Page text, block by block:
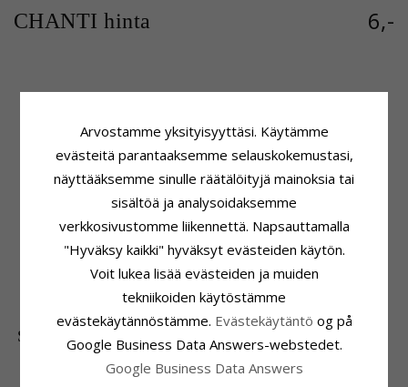
CHANTI hinta 6,-
Riipus
Jalometalli: Hopeaa
Pinta: Kiiltävä
Väri: Valkoinen
Kivi: Zirkoni
Kiinnitys
Korkeus Ilman Riipuspidikettä:
16,5 mm
Leveys:
9,2 mm
Toimitusaika
4-5 Arkipäivä
SUOSITUIMMAT TUOTTEET LUOKASSA
Arvostamme yksityisyyttäsi. Käytämme
evästeitä parantaaksemme selauskokemustasi,
näyttääksemme sinulle räätälöityjä mainoksia tai
sisältöä ja analysoidaksemme
verkkosivustomme liikennettä. Napsauttamalla
"Hyväksy kaikki" hyväksyt evästeiden käytön.
Voit lukea lisää evästeiden ja muiden
tekniikoiden käytöstämme
evästekäytännöstämme. Evästekäytäntö og på
Google Business Data Answers-webstedet.
Google Business Data Answers